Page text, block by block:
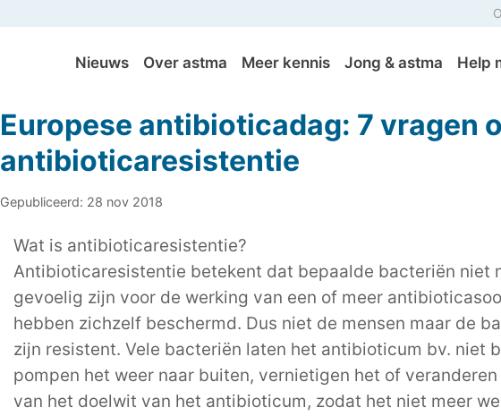
Nieuws Over astma Meer kennis Jong & astma Help
Europese antibioticadag: 7 vragen
antibioticaresistentie
Gepubliceerd: 28 nov 2018
Wat is antibioticaresistentie?
Antibioticaresistentie betekent dat bepaalde bacteriën niet
gevoelig zijn voor de werking van een of meer
hebben zichzelf beschermd. Dus niet de mensen maar de
zijn resistent. Vele bacteriën laten het antibioticum bv. niet
pompen het weer naar buiten, vernietigen het of veranderen
van het doelwit van het antibioticum, zodat het niet meer